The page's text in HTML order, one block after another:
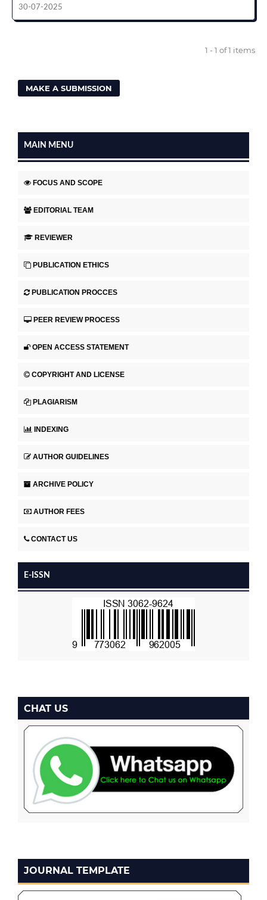
30-07-2025
1 - 1 of 1 items
MAKE A SUBMISSION
MAIN MENU
FOCUS AND SCOPE
EDITORIAL TEAM
REVIEWER
PUBLICATION ETHICS
PUBLICATION PROCCES
PEER REVIEW PROCESS
OPEN ACCESS STATEMENT
COPYRIGHT AND LICENSE
PLAGIARISM
INDEXING
AUTHOR GUIDELINES
ARCHIVE POLICY
AUTHOR FEES
CONTACT US
E-ISSN
CHAT US
JOURNAL TEMPLATE